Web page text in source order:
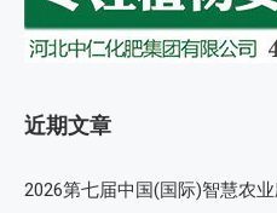
近期文章
2026第七届中国(国际)智慧农